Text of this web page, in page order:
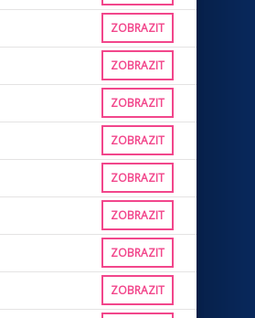
ZOBRAZIT
ZOBRAZIT
ZOBRAZIT
ZOBRAZIT
ZOBRAZIT
ZOBRAZIT
ZOBRAZIT
ZOBRAZIT